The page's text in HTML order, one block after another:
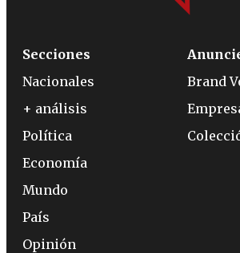
Secciones
Nacionales
+ análisis
Política
Economía
Mundo
País
Opinión
Brand